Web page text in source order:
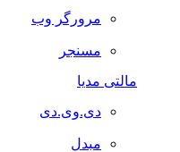
مرورگر وب
مسنجر
مالتی مدیا
دی.وی.دی
مبدل